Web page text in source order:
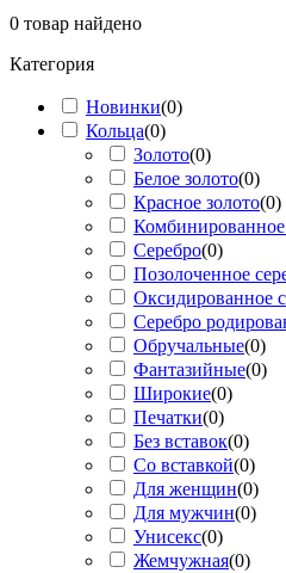
0 товар найдено
Категория
Новинки(0)
Кольца(0)
Золото(0)
Белое золото(0)
Красное золото(0)
Комбинированное
Серебро(0)
Позолоченное
Оксидированное
Серебро
Обручальные(0)
Фантазийные(0)
Широкие(0)
Печатки(0)
Без вставок(0)
Со вставкой(0)
Для женщин(0)
Для мужчин(0)
Унисекс(0)
Жемчужная(0)